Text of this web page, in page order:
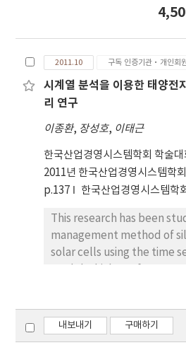
depicts the effectiveness
been implemented for an
manufacturing company,
planning by applying
efficiency by making
production information
and production managing
team members based on
more orders from
Capable to Promise
2011.10 구독 인증기관·개인회
시계열 분석을 이용한 태양전
리 연구
이종환, 장성호, 이태근
한국산업경영시스템학회 학술대
2011년 한국산업경영시스템학
p.137
한국산업경영시스템학회
This research has been
management method of
solar cells using the time
efficiency in state of a
limits. The first approach
correlation between
내보내기 구매하기